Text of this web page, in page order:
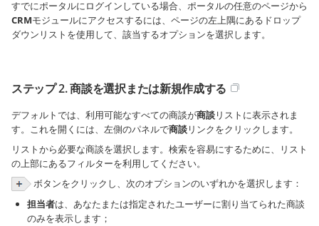
すでにポータルにログインしている場合、ポータルの任意のページから
CRMモジュールにアクセスするには、ページの左上隅にあるドロップ
ダウンリストを使用して、該当するオプションを選択します。
ステップ 2. 商談を選択または新規作成する
デフォルトでは、利用可能なすべての商談が商談リストに表示されま
す。これを開くには、左側のパネルで商談リンクをクリックします。
リストから必要な商談を選択します。検索を容易にするために、リスト
の上部にあるフィルターを利用してください。
ボタンをクリックし、次のオプションのいずれかを選択します：
担当者は、あなたまたは指定されたユーザーに割り当てられた商談
のみを表示します；